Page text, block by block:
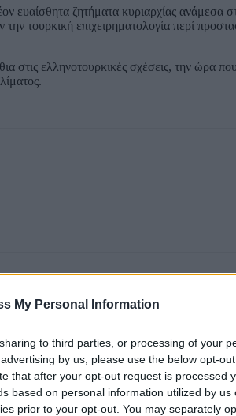
My Personal Information
to third parties, or processing of your
by us, please use the below opt-
that after your opt-out request is processed
based on personal information utilized by us
prior to your opt-out. You may separately
ευαίσθητα ζητήματα κυριαρχίας ανάμεσα
τουρκική επιχειρηματολογία περί
στις ελληνοτουρκικές σχέσεις, την ώρα